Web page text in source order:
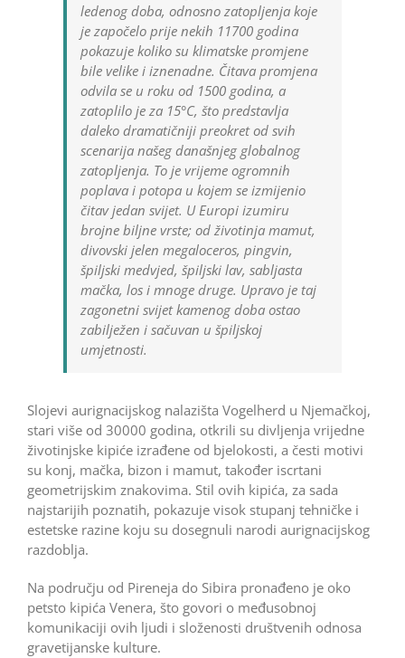
ledenog doba, odnosno zatopljenja koje
je započelo prije nekih 11700 godina
pokazuje koliko su klimatske promjene
bile velike i iznenadne. Čitava promjena
odvila se u roku od 1500 godina, a
zatoplilo je za 15°C, što predstavlja
daleko dramatičniji preokret od svih
scenarija našeg današnjeg globalnog
zatopljenja. To je vrijeme ogromnih
poplava i potopa u kojem se izmijenio
čitav jedan svijet. U Europi izumiru
brojne biljne vrste; od životinja mamut,
divovski jelen megaloceros, pingvin,
špiljski medvjed, špiljski lav, sabljasta
mačka, los i mnoge druge. Upravo je taj
zagonetni svijet kamenog doba ostao
zabilježen i sačuvan u špiljskoj
umjetnosti.
Slojevi aurignacijskog nalazišta Vogelherd u Njemačkoj,
stari više od 30000 godina, otkrili su divljenja vrijedne
životinjske kipiće izrađene od bjelokosti, a česti motivi
su konj, mačka, bizon i mamut, također iscrtani
geometrijskim znakovima. Stil ovih kipića, za sada
najstarijih poznatih, pokazuje visok stupanj tehničke i
estetske razine koju su dosegnuli narodi aurignacijskog
razdoblja.
Na području od Pireneja do Sibira pronađeno je oko
petsto kipića Venera, što govori o međusobnoj
komunikaciji ovih ljudi i složenosti društvenih odnosa
gravetijanske kulture.